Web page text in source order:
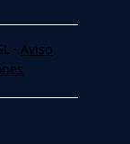
·Aviso